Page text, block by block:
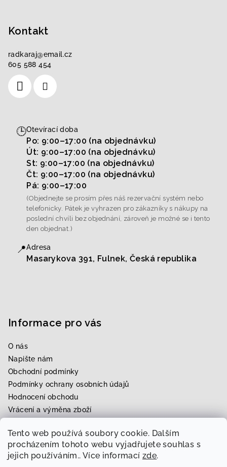
Tento web používá soubory cookie. Dalším
procházením tohoto webu vyjadřujete souhlas s
jejich používáním.. Více informací zde.
Kontakt
radkaraj@email.cz
605 588 454
🕒Otevírací doba
Po: 9:00–17:00 (na objednávku)
Út: 9:00–17:00 (na objednávku)
St: 9:00–17:00 (na objednávku)
Čt: 9:00–17:00 (na objednávku)
Pá: 9:00–17:00
(Objednejte se prosím přes náš rezervační systém nebo
telefonicky. Pátek je vyhrazen pro zákazníky s nákupy na
poslední chvíli bez objednání, zároveň je možné se i tento
den objednat.)
📍Adresa
Masarykova 391, Fulnek, Česká republika
Informace pro vás
O nás
Napište nám
Obchodní podmínky
Podmínky ochrany osobních údajů
Hodnocení obchodu
Vrácení a výměna zboží
Rezervace zkoušky